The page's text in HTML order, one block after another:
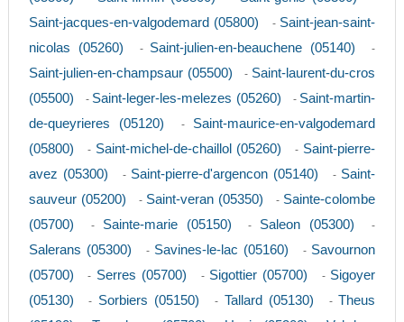
Saint-jacques-en-valgodemard (05800) - Saint-jean-saint-
nicolas (05260)
- Saint-julien-en-beauchene (05140) -
Saint-julien-en-champsaur (05500) - Saint-laurent-du-cros
(05500)
- Saint-leger-les-melezes (05260) - Saint-martin-
de-queyrieres (05120)
- Saint-maurice-en-valgodemard
(05800)
- Saint-michel-de-chaillol (05260) - Saint-pierre-
avez (05300)
- Saint-pierre-d'argencon (05140) - Saint-
sauveur (05200)
- Saint-veran (05350) - Sainte-colombe
(05700)
- Sainte-marie (05150) - Saleon (05300) -
Salerans (05300) - Savines-le-lac (05160) - Savournon
(05700)
- Serres (05700) - Sigottier (05700) - Sigoyer
(05130)
- Sorbiers (05150) - Tallard (05130) - Theus